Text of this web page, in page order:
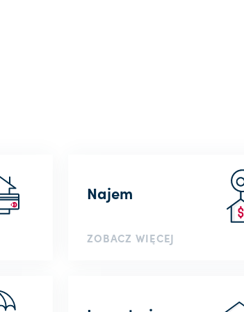
Najem
ZOBACZ WIĘCEJ